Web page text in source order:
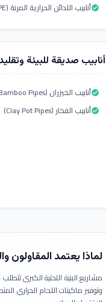
أنابيب اللدائن الحرارية المرنة (TPE)check_circle
أنابيب صديقة للبيئة
أنابيب الخيزران (Bamboo Pipes)check_circle
أنابيب الفخار (Clay Pot Pipes)check_circle
لماذا يعتمد
مشاريع البنية التحتية الكبرى
وتوفير ماكينات اللحام الحراري